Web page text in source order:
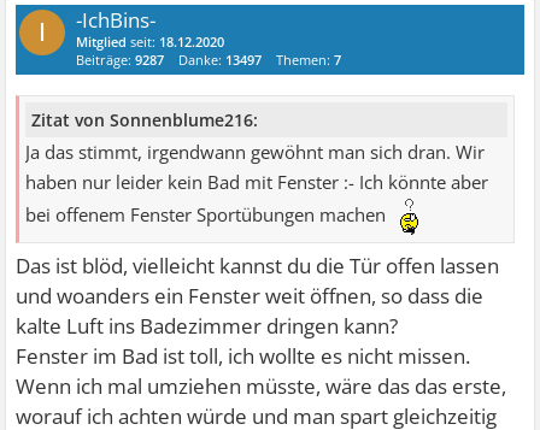
I -IchBins-
Mitglied seit: 18.12.2020
Beiträge:9287 Danke: 13497 Themen:7
Zitat von Sonnenblume216:
Ja das stimmt, irgendwann gewöhnt man sich dran. Wir
haben nur leider kein Bad mit Fenster :- Ich könnte aber
bei offenem Fenster Sportübungen machen
Das ist blöd, vielleicht kannst du die Tür offen lassen
und woanders ein Fenster weit öffnen, so dass die
kalte Luft ins Badezimmer dringen kann?
Fenster im Bad ist toll, ich wollte es nicht missen.
Wenn ich mal umziehen müsste, wäre das das erste,
worauf ich achten würde und man spart gleichzeitig